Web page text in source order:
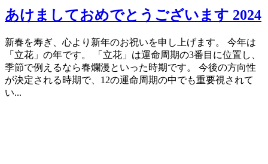
あけましておめでとうございます 2024
新春を寿ぎ、心より新年のお祝いを申し上げます。 今年は
「立花」の年です。 「立花」は運命周期の3番目に位置し、
季節で例えるなら春爛漫といった時期です。 今後の方向性
が決定される時期で、12の運命周期の中でも重要視されて
い...